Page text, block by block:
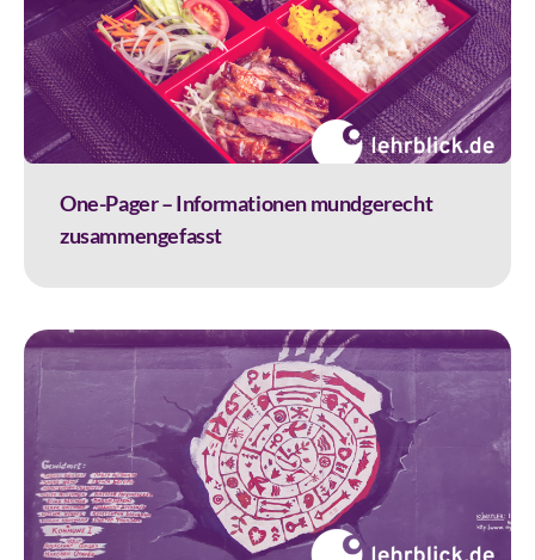
One-Pager – Informationen mundgerecht
zusammengefasst